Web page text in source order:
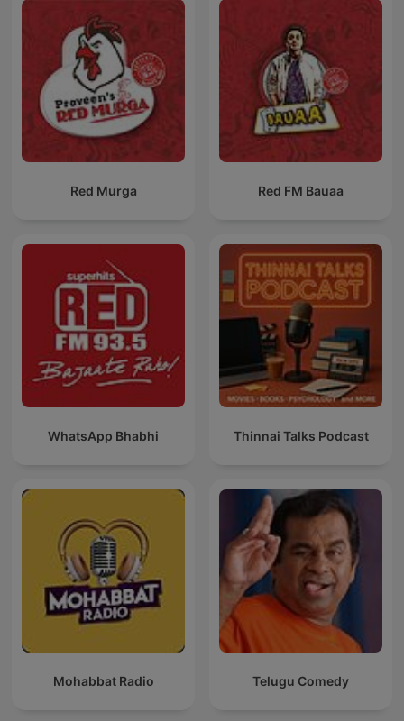
Red Murga Red FM Bauaa
WhatsApp Bhabhi Thinnai Talks Podcast
Mohabbat Radio Telugu Comedy